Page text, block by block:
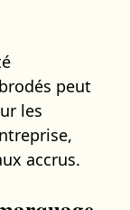
peut
les
accrus.